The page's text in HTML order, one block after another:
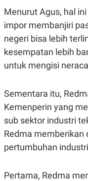
Menurut Agus, hal
impor membanjiri
negeri bisa lebih
kesempatan lebih
untuk mengisi
Sementara itu,
Kemenperin yang
sub sektor industri
Redma memberikan
pertumbuhan
Pertama, Redma